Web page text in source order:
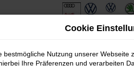
Cookie
bestmögliche Nutzung unserer
Ihre Präferenzen und verarbeiten